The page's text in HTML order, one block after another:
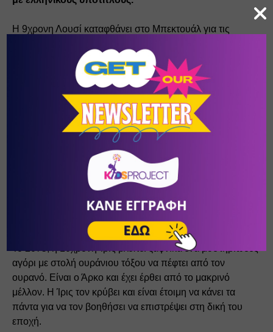
Η 9χρονη Λουσί καταφθάνει στο Μπεκτουάλ για τις
αρχαιολογική ανασκαφή μαζί με το συνάδελφό της, Πιερό.
Στο Μπεκτουάλ, όμως, κρύβεται ένα παλιό οικογενειακό
μυστικό, που η Λουσί είναι έτοιμη να ξεθάψει με τη
βοήθεια του νέου της φίλου, Γιαν, και δύο αηδονιών με
ξεχωριστά ταλέντα.
- Με την υποστήριξη της Γαλλικής Πρεσβείας στην
Ελλάδα και το Γαλλικό Ινστιτούτο Ελλάδος.
Άρκο, ο Χρονοταξιδιώτης (Arco) | Ουγκό Μπιενβενί,
Γαλλία, ΗΠΑ, 82’, 2025, μεταγλωττισμένο στα
ελληνικά | 7+ ετών
Το 2075, η 10χρονη Ίρις βλέπει ξαφνικά ένα μυστηριώδες
αγόρι με στολή ουράνιου τόξου να πέφτει από τον
ουρανό. Είναι ο Άρκο και έχει έρθει από το μακρινό
μέλλον. Η Ίρις τον κρύβει και είναι έτοιμη να κάνει τα
πάντα για να τον βοηθήσει να επιστρέψει στη δική του
εποχή.